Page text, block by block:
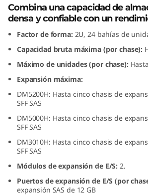
L
e
n
o
v
o
T
h
SSD
Combina una capacidad de
densa y confiable con un
las matrices de
flash e híbridas de la serie
Factor de forma:2U, 24 bahías de
Capacidad bruta máxima (por chase):
Máximo de unidades (por chase):Hasta
Expansión máxima:
DM5200H: Hasta cinco chasis de
SFF SAS
DM5000H: Hasta cinco chasis de
SFF SAS
DM3010H: Hasta cinco chasis de
SFF SAS
Módulos de expansión de E/S: 2.
Puertos de expansión de E/S (por
expansión SAS de 12 GB